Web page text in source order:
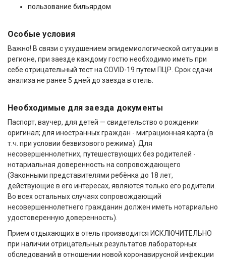
пользование бильярдом
Особые условия
Важно! В связи с ухудшением эпидемиологической ситуации в
регионе, при заезде каждому гостю необходимо иметь при
себе отрицательный тест на COVID-19 путем ПЦР. Срок сдачи
анализа не ранее 5 дней до заезда в отель.
Необходимые для заезда документы
Паспорт, ваучер, для детей — свидетельство о рождении
оригинал; для иностранных граждан - миграционная карта (в
т.ч. при условии безвизового режима). Для
несовершеннолетних, путешествующих без родителей -
нотариальная доверенность на сопровождающего
(Законными представителями ребёнка до 18 лет,
действующие в его интересах, являются только его родители.
Во всех остальных случаях сопровождающий
несовершеннолетнего гражданин должен иметь нотариально
удостоверенную доверенность).
Прием отдыхающих в отель производится ИСКЛЮЧИТЕЛЬНО
при наличии отрицательных результатов лабораторных
обследований в отношении новой коронавирусной инфекции